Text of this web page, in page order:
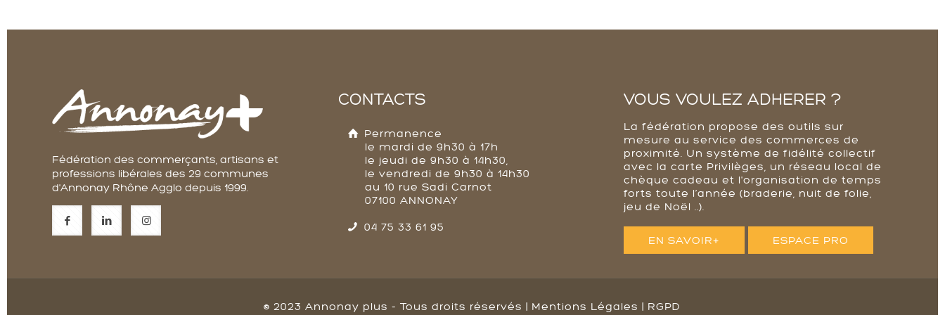
Fédération des commerçants, artisans et
professions libérales des 29 communes
d'Annonay Rhône Agglo depuis 1999.
CONTACTS
Permanence
le mardi de 9h30 à 17h
le jeudi de 9h30 à 14h30,
le vendredi de 9h30 à 14h30
au 10 rue Sadi Carnot
07100 ANNONAY
04 75 33 61 95
VOUS VOULEZ ADHERER ?
La fédération propose des outils sur
mesure au service des commerces de
proximité. Un système de fidélité collectif
avec la carte Privilèges, un réseau local de
chèque cadeau et l'organisation de temps
forts toute l’année (braderie, nuit de folie,
jeu de Noël ..).
EN SAVOIR+ ESPACE PRO
© 2023 Annonay plus - Tous droits réservés | Mentions Légales | RGPD